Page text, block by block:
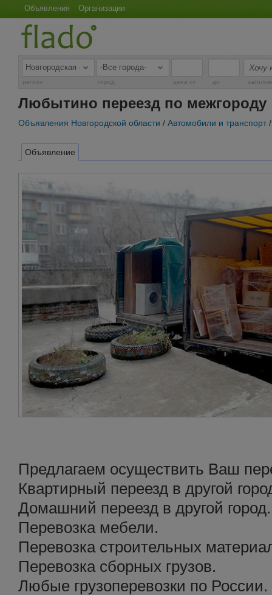
Объявления Организации
-
регион город цена от до
Любытино переезд по межгороду
Объявления Новгородской области / Автомобили и транспорт
Объявление
Предлагаем осуществить Ваш
Квартирный переезд в другой
Домашний переезд в другой город.
Перевозка мебели.
Перевозка строительных
Перевозка сборных грузов.
Любые грузоперевозки по России.